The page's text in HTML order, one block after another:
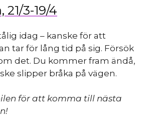
21/3-19/4
idag – kanske för att
tar för lång tid på sig. Försök
det. Du kommer fram ändå,
slipper bråka på vägen.
för att komma till nästa